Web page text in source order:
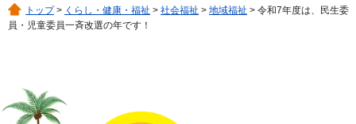
トップ> くらし・健康・福祉 > 社会福祉 > 地域福祉 > 令和7年度は、民生委
員・児童委員一斉改選の年です！